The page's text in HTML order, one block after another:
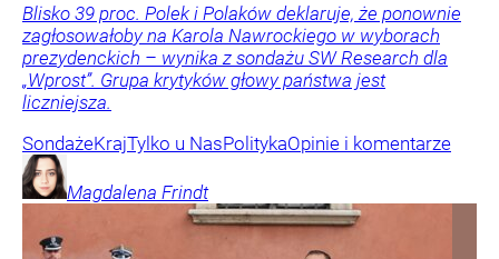
Blisko 39 proc. Polek i Polaków deklaruje, że ponownie
zagłosowałoby na Karola Nawrockiego w wyborach
prezydenckich – wynika z sondażu SW Research dla
„Wprost”. Grupa krytyków głowy państwa jest
liczniejsza.
SondażeKrajTylko u NasPolitykaOpinie i komentarze
Magdalena Frindt